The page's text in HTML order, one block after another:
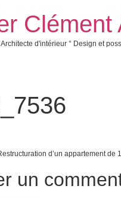
Clément
d'intérieur ° Design et
d’un appartement de
un